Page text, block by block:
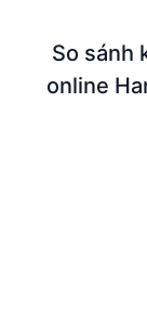
So sánh
online